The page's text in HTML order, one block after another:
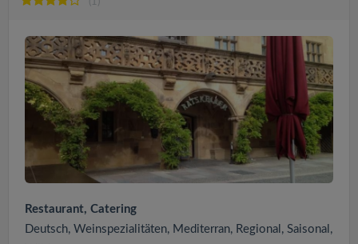
Restaurant, Catering
Deutsch, Weinspezialitäten, Mediterran, Regional, Saisonal,